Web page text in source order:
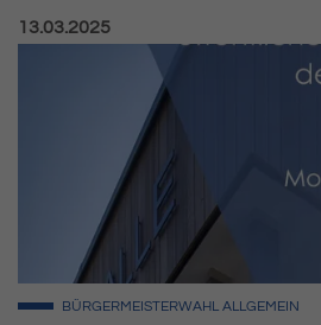
Veröffentlicht am:
13.03.2025
BÜRGERMEISTERWAHL ALLGEMEIN